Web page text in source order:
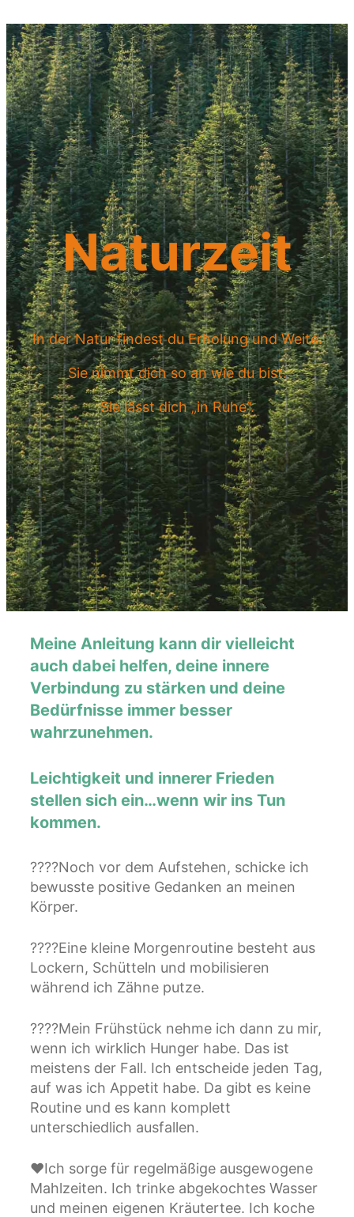
Naturzeit
In der Natur findest du Erholung und Weite.
Sie nimmt dich so an wie du bist.
Sie lässt dich „in Ruhe“.
Meine Anleitung kann dir vielleicht
auch dabei helfen, deine innere
Verbindung zu stärken und deine
Bedürfnisse immer besser
wahrzunehmen.
Leichtigkeit und innerer Frieden
stellen sich ein…wenn wir ins Tun
kommen.
????Noch vor dem Aufstehen, schicke ich
bewusste positive Gedanken an meinen
Körper.
????Eine kleine Morgenroutine besteht aus
Lockern, Schütteln und mobilisieren
während ich Zähne putze.
????Mein Frühstück nehme ich dann zu mir,
wenn ich wirklich Hunger habe. Das ist
meistens der Fall. Ich entscheide jeden Tag,
auf was ich Appetit habe. Da gibt es keine
Routine und es kann komplett
unterschiedlich ausfallen.
❤Ich sorge für regelmäßige ausgewogene
Mahlzeiten. Ich trinke abgekochtes Wasser
und meinen eigenen Kräutertee. Ich koche